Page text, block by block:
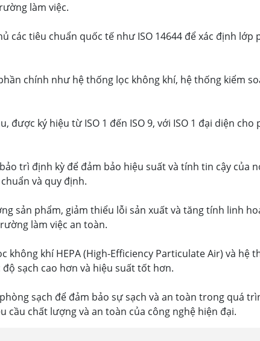
làm việc.
các tiêu chuẩn quốc tế như ISO 14644 để xác định
chính như hệ thống lọc không khí, hệ thống kiểm
được ký hiệu từ ISO 1 đến ISO 9, với ISO 1 đại diện
trì định kỳ để đảm bảo hiệu suất và tính tin cậy của
và quy định.
sản phẩm, giảm thiểu lỗi sản xuất và tăng tính linh
làm việc an toàn.
khí HEPA (High-Efficiency Particulate Air) và hệ
sạch cao hơn và hiệu suất tốt hơn.
sạch để đảm bảo sự sạch và an toàn trong quá
chất lượng và an toàn của công nghệ hiện đại.